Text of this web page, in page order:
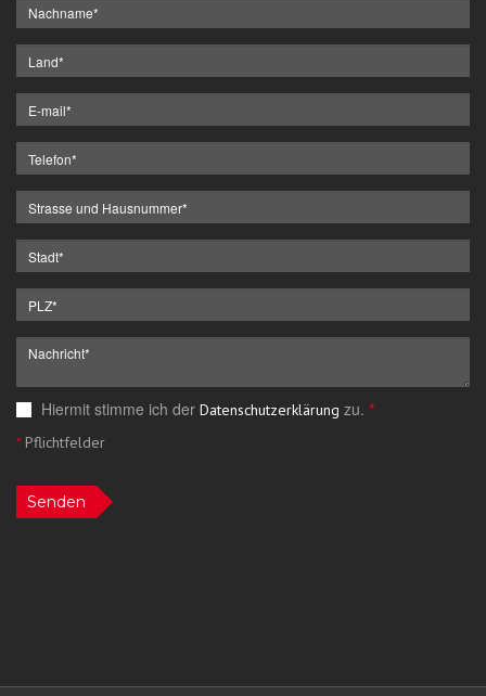
Hiermit stimme ich der Datenschutzerklärung zu. *
*Pflichtfelder
Senden